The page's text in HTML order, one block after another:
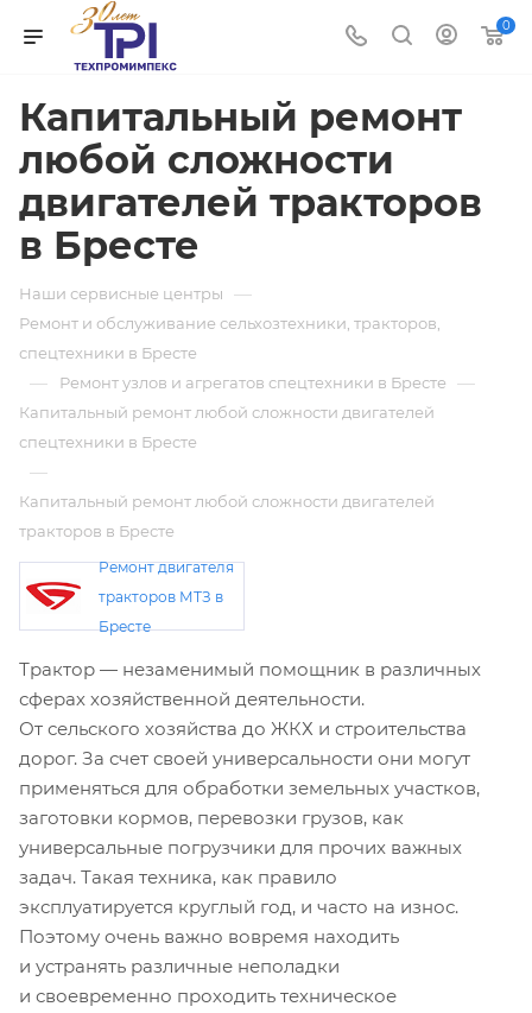
0
Капитальный ремонт
любой сложности
двигателей тракторов
в Бресте
Наши сервисные центры —
Ремонт и обслуживание сельхозтехники, тракторов,
спецтехники в Бресте
— Ремонт узлов и агрегатов спецтехники в Бресте —
Капитальный ремонт любой сложности двигателей
спецтехники в Бресте
—
Капитальный ремонт любой сложности двигателей
тракторов в Бресте
Ремонт двигателя
тракторов МТЗ в
Бресте
Трактор — незаменимый помощник в различных
сферах хозяйственной деятельности.
От сельского хозяйства до ЖКХ и строительства
дорог. За счет своей универсальности они могут
применяться для обработки земельных участков,
заготовки кормов, перевозки грузов, как
универсальные погрузчики для прочих важных
задач. Такая техника, как правило
эксплуатируется круглый год, и часто на износ.
Поэтому очень важно вовремя находить
и устранять различные неполадки
и своевременно проходить техническое